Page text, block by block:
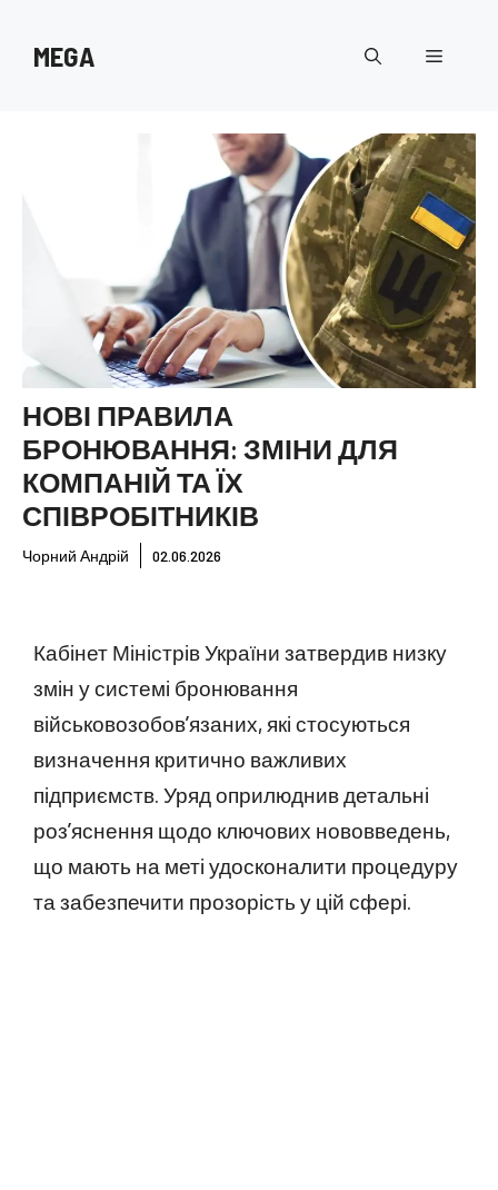
MEGA Меню
НОВІ ПРАВИЛА
БРОНЮВАННЯ: ЗМІНИ ДЛЯ
КОМПАНІЙ ТА ЇХ
СПІВРОБІТНИКІВ
Чорний Андрій 02.06.2026
Кабінет Міністрів України затвердив низку
змін у системі бронювання
військовозобов’язаних, які стосуються
визначення критично важливих
підприємств. Уряд оприлюднив детальні
роз’яснення щодо ключових нововведень,
що мають на меті удосконалити процедуру
та забезпечити прозорість у цій сфері.